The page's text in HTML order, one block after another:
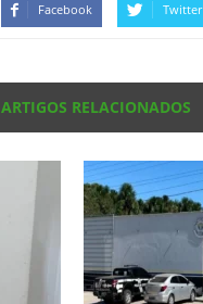
Facebook Twitter
ARTIGOS RELACIONADOS